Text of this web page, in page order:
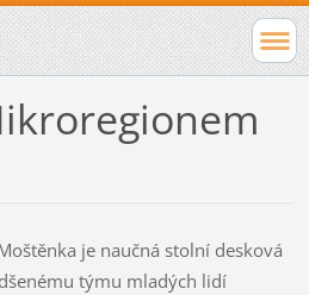
je naučná stolní desková
týmu mladých lidí